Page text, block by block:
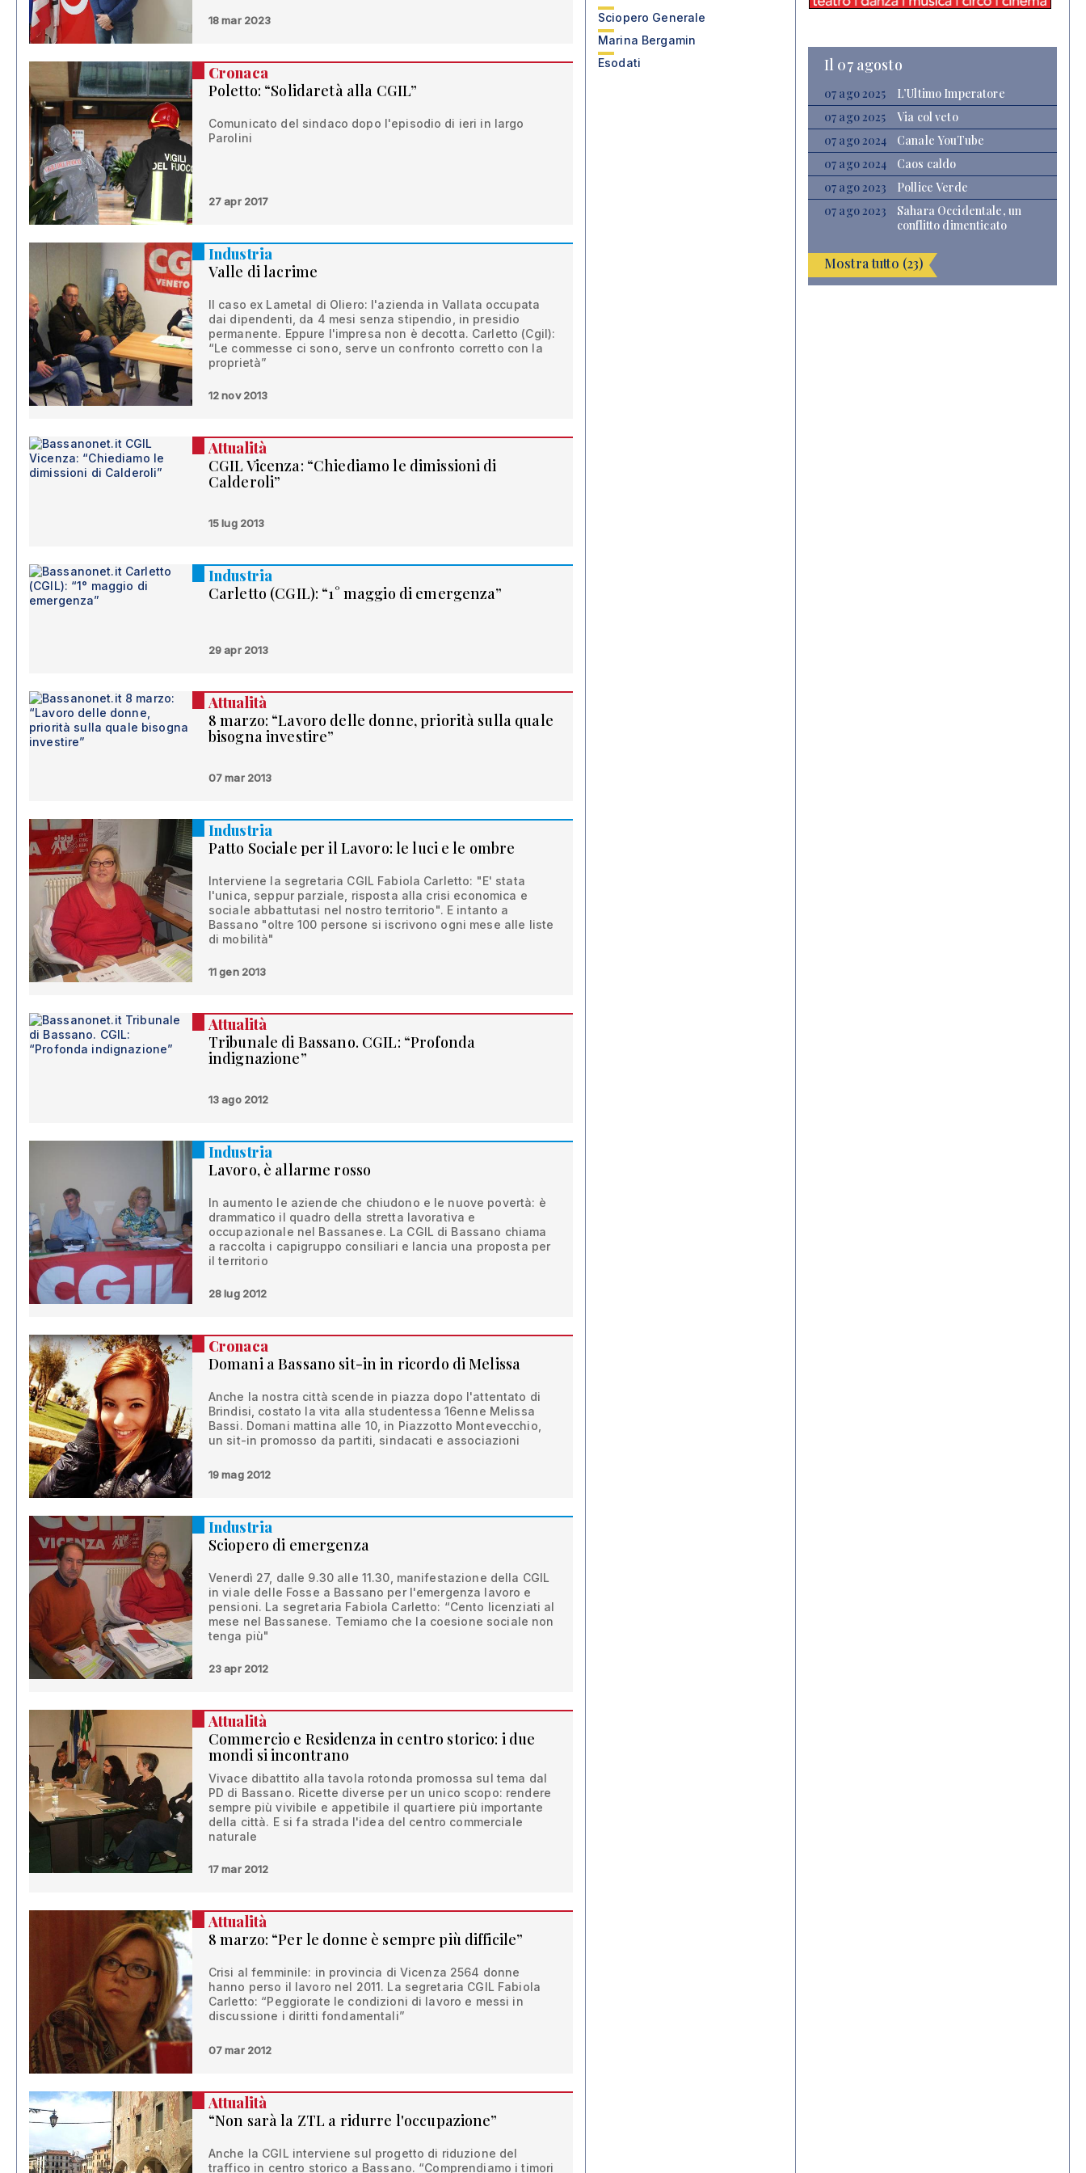
18 mar 2023
Cronaca
Poletto: “Solidaretà alla CGIL”
Comunicato del sindaco dopo l'episodio di ieri in largo
Parolini
27 apr 2017
Industria
Valle di lacrime
Il caso ex Lametal di Oliero: l'azienda in Vallata occupata
dai dipendenti, da 4 mesi senza stipendio, in presidio
permanente. Eppure l'impresa non è decotta. Carletto (Cgil):
“Le commesse ci sono, serve un confronto corretto con la
proprietà”
12 nov 2013
Attualità
CGIL Vicenza: “Chiediamo le dimissioni di
Calderoli”
15 lug 2013
Industria
Carletto (CGIL): “1° maggio di emergenza”
29 apr 2013
Attualità
8 marzo: “Lavoro delle donne, priorità sulla quale
bisogna investire”
07 mar 2013
Industria
Patto Sociale per il Lavoro: le luci e le ombre
Interviene la segretaria CGIL Fabiola Carletto: "E' stata
l'unica, seppur parziale, risposta alla crisi economica e
sociale abbattutasi nel nostro territorio". E intanto a
Bassano "oltre 100 persone si iscrivono ogni mese alle liste
di mobilità"
11 gen 2013
Attualità
Tribunale di Bassano. CGIL: “Profonda
indignazione”
13 ago 2012
Industria
Lavoro, è allarme rosso
In aumento le aziende che chiudono e le nuove povertà: è
drammatico il quadro della stretta lavorativa e
occupazionale nel Bassanese. La CGIL di Bassano chiama
a raccolta i capigruppo consiliari e lancia una proposta per
il territorio
28 lug 2012
Cronaca
Domani a Bassano sit-in in ricordo di Melissa
Anche la nostra città scende in piazza dopo l'attentato di
Brindisi, costato la vita alla studentessa 16enne Melissa
Bassi. Domani mattina alle 10, in Piazzotto Montevecchio,
un sit-in promosso da partiti, sindacati e associazioni
19 mag 2012
Industria
Sciopero di emergenza
Venerdì 27, dalle 9.30 alle 11.30, manifestazione della CGIL
in viale delle Fosse a Bassano per l'emergenza lavoro e
pensioni. La segretaria Fabiola Carletto: “Cento licenziati al
mese nel Bassanese. Temiamo che la coesione sociale non
tenga più"
23 apr 2012
Attualità
Commercio e Residenza in centro storico: i due
mondi si incontrano
Vivace dibattito alla tavola rotonda promossa sul tema dal
PD di Bassano. Ricette diverse per un unico scopo: rendere
sempre più vivibile e appetibile il quartiere più importante
della città. E si fa strada l'idea del centro commerciale
naturale
17 mar 2012
Attualità
8 marzo: “Per le donne è sempre più difficile”
Crisi al femminile: in provincia di Vicenza 2564 donne
hanno perso il lavoro nel 2011. La segretaria CGIL Fabiola
Carletto: “Peggiorate le condizioni di lavoro e messi in
discussione i diritti fondamentali”
07 mar 2012
Attualità
“Non sarà la ZTL a ridurre l'occupazione”
Anche la CGIL interviene sul progetto di riduzione del
traffico in centro storico a Bassano. “Comprendiamo i timori
Sciopero Generale
Marina Bergamin
Esodati
Il 07 agosto
07 ago 2025
L’Ultimo Imperatore
07 ago 2025
Via col veto
07 ago 2024
Canale YouTube
07 ago 2024
Caos caldo
07 ago 2023
Pollice Verde
07 ago 2023
Sahara Occidentale, un
conflitto dimenticato
Mostra tutto (23)